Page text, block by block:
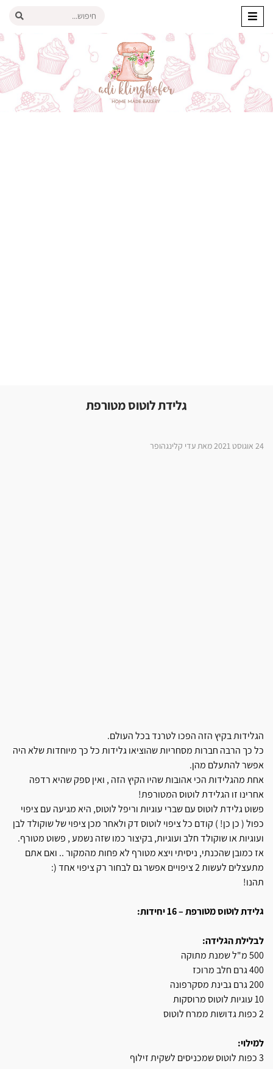
גלידת לוטוס מטורפת
24 אוגוסט 2021 מאת עדי קלינגהופר
הגלידות בקיץ הזה הפכו לטרנד בכל העולם.
כל כך הרבה חברות מסחריות שהוציאו גלידות כל כך מיוחדות שלא היה
אפשר להתעלם מהן.
אחת מהגלידות הכי אהובות שהיו הקיץ הזה , ואין ספק שהיא רדפה
אחרינו זו הגלידת לוטוס המטורפת!
פשוט גלידת לוטוס עם שברי עוגיות וריפל לוטוס, היא מגיעה עם ציפוי
כפול ( כן כן! ) קודם כל ציפוי לוטוס דק ולאחר מכן ציפוי של שוקולד לבן
ועוגיות או שוקולד חלב ועוגיות, בקיצור כמו שזה נשמע , פשוט מטורף.
אז כמובן שהכנתי, ניסיתי ויצא מטורף לא פחות מהמקור .. ואם אתם
מתעצלים לעשות 2 ציפויים אפשר גם לבחור רק ציפוי אחד (:
תהנו!
גלידת לוטוס מטורפת – 16 יחידות:
לבלילת הגלידה:
500 מ"ל שמנת מתוקה
400 גרם חלב מרוכז
200 גרם גבינת מסקרפונה
10 עוגיות לוטוס מרוסקות
2 כפות גדושות ממרח לוטוס
למילוי:
3 כפות לוטוס שמכניסים לשקית זילוף